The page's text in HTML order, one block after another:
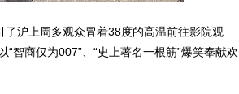
沪上周多观众冒着38度的高温前往影院观
智商仅为007”、“史上著名一根筋”爆笑奉献欢